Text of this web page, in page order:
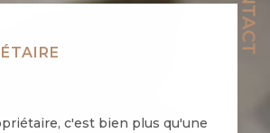
c'est bien plus qu'une